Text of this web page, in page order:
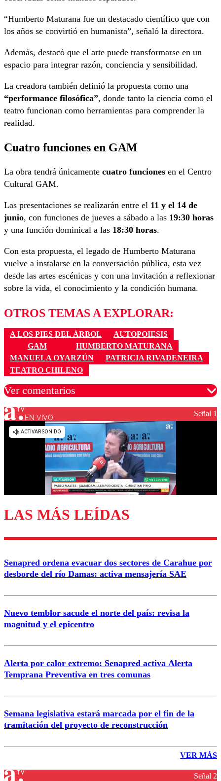
“Humberto Maturana fue un destacado científico que con
los años se convirtió en humanista”, señaló la directora.
Además, destacó que el arte puede transformarse en un
espacio para integrar razón, conciencia y sensibilidad.
La creadora también definió la propuesta como una
“performance filosófica”, donde tanto la ciencia como el
teatro funcionan como herramientas para comprender la
realidad.
Cuatro funciones en GAM
La obra tendrá únicamente cuatro funciones en el Centro
Cultural GAM.
Las presentaciones se realizarán entre el 11 y el 14 de
junio, con funciones de jueves a sábado a las 19:30 horas
y una función dominical a las 18:30 horas.
Con esta propuesta, el legado de Humberto Maturana
vuelve a instalarse en la conversación pública, esta vez
desde las artes escénicas y con una invitación a reflexionar
sobre la vida, el conocimiento y la condición humana.
OTROS TEMAS A EXPLORAR:
A LOS PIES DEL ÁRBOL
AUTOPOIESIS
GAM
HUMBERTO MATURANA
MANUELA OYARZÚN
PATRICIA RIVADENEIRA
TEATRO CHILENO
Ver comentarios
Los comentarios son moderados para garantizar un
diálogo respetuoso.
Enviar comentario
EN VIVO Señal 1
LAS MÁS LEÍDAS
Senapred ordena evacuar dos sectores de Carahue por
desborde del río Damas: activa mensajería SAE
Nuevo temblor sacude el norte del país: revisa la
magnitud y el epicentro
Alerta por calor extremo: Senapred activa Alerta
Temprana Preventiva en tres comunas
Semana legislativa estará marcada por el fin de la
tramitación del proyecto de reconstrucción
VER MÁS
Señal 2